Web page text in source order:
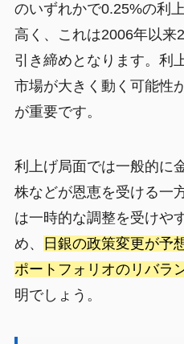
のいずれかで0.25%の利
高く、これは2006年以来
引き締めとなります。利
市場が大きく動く可能性
が重要です。
利上げ局面では一般的に
株などが恩恵を受ける一
は一時的な調整を受けや
め、
日銀の政策変更が予
ポートフォリオのリバラ
明でしょう。